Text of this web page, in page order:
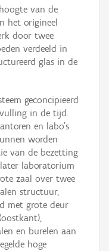
van de
het origineel
door twee
verdeeld in
glas in de
geconcipieerd
in de tijd.
en labo’s
worden
van de bezetting
laboratorium
zaal over twee
structuur,
met grote deur
en burelen aan
hoge